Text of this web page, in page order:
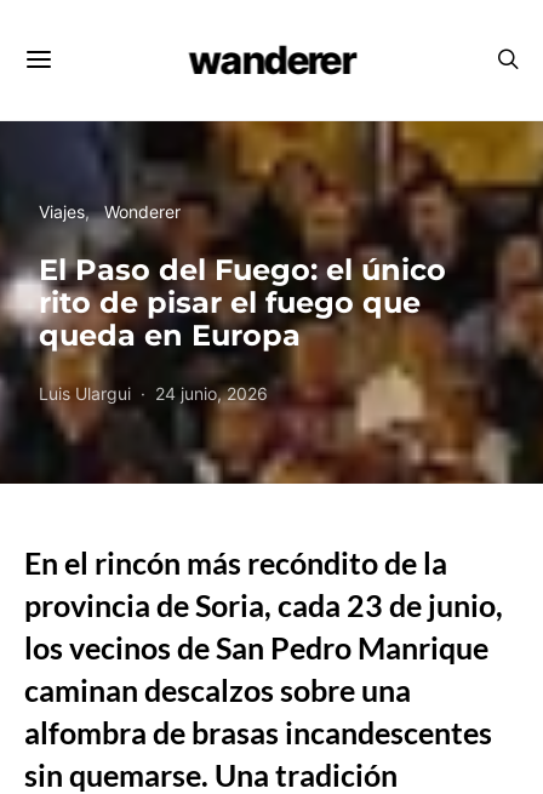
wanderer
Viajes Wonderer
El Paso del Fuego: el único
rito de pisar el fuego que
queda en Europa
Luis Ulargui 24 junio, 2026
En el rincón más recóndito de la
provincia de Soria, cada 23 de junio,
los vecinos de San Pedro Manrique
caminan descalzos sobre una
alfombra de brasas incandescentes
sin quemarse. Una tradición